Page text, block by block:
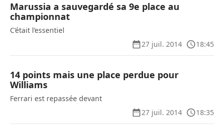
Marussia a sauvegardé sa 9e place au
championnat
C’était l’essentiel
27 juil. 2014
18:45
14 points mais une place perdue pour
Williams
Ferrari est repassée devant
27 juil. 2014
18:35